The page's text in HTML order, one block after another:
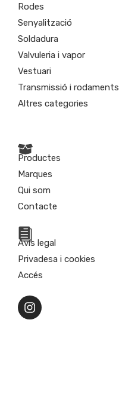
Rodes
Senyalització
Soldadura
Valvuleria i vapor
Vestuari
Transmissió i rodaments
Altres categories
Productes
Marques
Qui som
Contacte
Avís legal
Privadesa i cookies
Accés